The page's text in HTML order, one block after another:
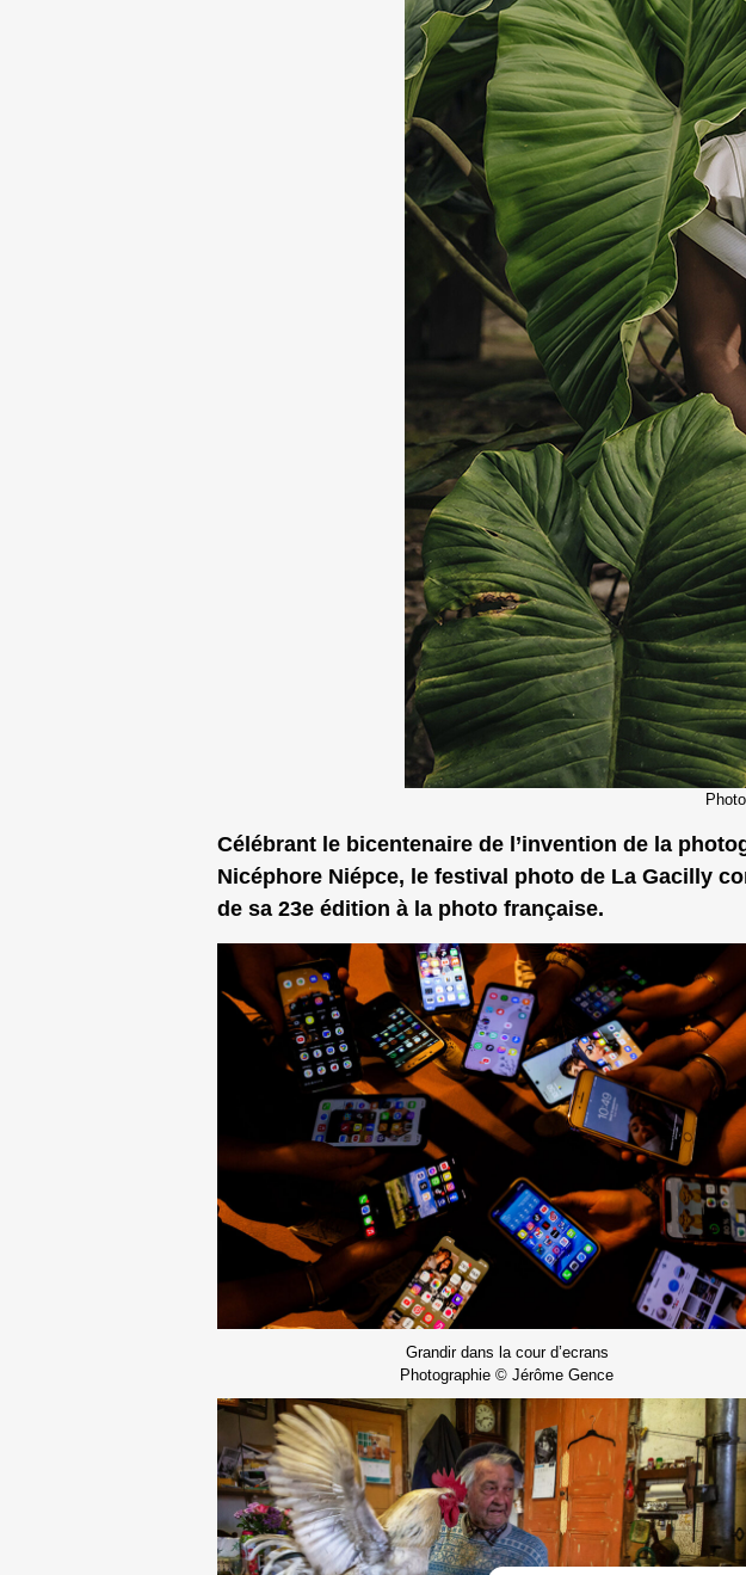
Célébrant le bicentenaire de l’invention de la
Nicéphore Niépce, le festival photo de La Gacilly
de sa 23e édition à la photo française.
Grandir dans la cour d’ecrans
Photographie © Jérôme Gence